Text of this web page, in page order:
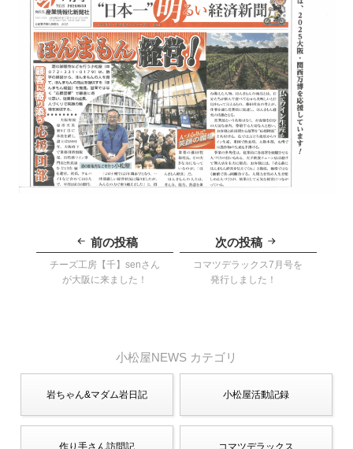
前の投稿
チーズ工房【千】senさん
が大阪に来ました！
次の投稿
コマツデラックス7月号を
発行しました！
小松屋NEWS カテゴリ
岩ちゃん&マダム岩日記 小松屋活動記録